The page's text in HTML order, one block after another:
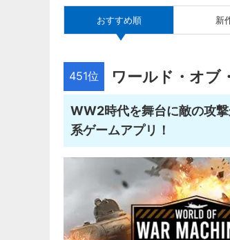
おすすめ順 新
451位 ワールド・オブ
WW2時代を舞台に敵の攻
系ゲームアプリ！